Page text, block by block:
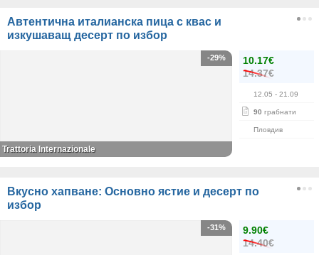
Автентична италианска пица с квас и
изкушаващ десерт по избор
10.17€
14.37€
12.05 - 21.09
90 грабнати
Пловдив
-29%
Trattoria Internazionale
Вкусно хапване: Основно ястие и десерт по
избор
9.90€
14.40€
-31%